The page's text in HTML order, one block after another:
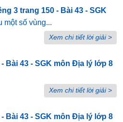
3 trang 150 - Bài 43 - SGK
một số vùng...
Xem chi tiết lời giải >
Bài 43 - SGK môn Địa lý lớp 8
Xem chi tiết lời giải >
Bài 43 - SGK môn Địa lý lớp 8